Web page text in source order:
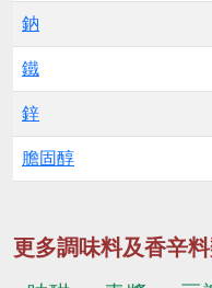
鈉
鐵
鋅
膽固醇
更多調味料及香辛